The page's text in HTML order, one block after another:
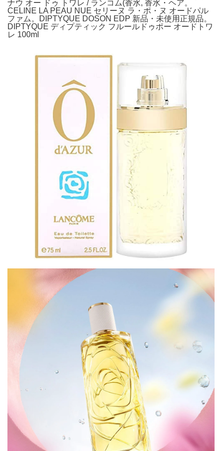
ナウ オー ドゥ トワレ / ランコム(香水, 香水・ヘア。
CELINE LA PEAU NUE セリーヌ ラ・ポ・ヌ オードパル
ファム。DIPTYQUE DOSON EDP 新品・未使用正規品。
DIPTYQUE ディプティック フルールドゥポー オードトワ
レ 100ml